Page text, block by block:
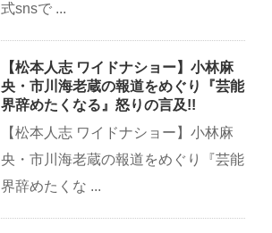
式snsで ...
【松本人志 ワイドナショー】小林麻
央・市川海老蔵の報道をめぐり『芸能
界辞めたくなる』怒りの言及!!
【松本人志 ワイドナショー】小林麻
央・市川海老蔵の報道をめぐり『芸能
界辞めたくな ...